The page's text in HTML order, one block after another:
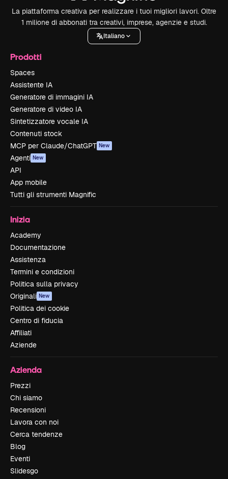
La piattaforma creativa per realizzare i tuoi migliori lavori. Oltre
1 milione di abbonati tra creativi, imprese, agenzie e studi.
Italiano
Prodotti
Spaces
Assistente IA
Generatore di immagini IA
Generatore di video IA
Sintetizzatore vocale IA
Contenuti stock
MCP per Claude/ChatGPT New
Agenti New
API
App mobile
Tutti gli strumenti Magnific
Inizia
Academy
Documentazione
Assistenza
Termini e condizioni
Politica sulla privacy
Originali New
Politica dei cookie
Centro di fiducia
Affiliati
Aziende
Azienda
Prezzi
Chi siamo
Recensioni
Lavora con noi
Cerca tendenze
Blog
Eventi
Slidesgo